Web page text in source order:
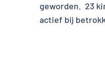
geworden. 23
actief bij